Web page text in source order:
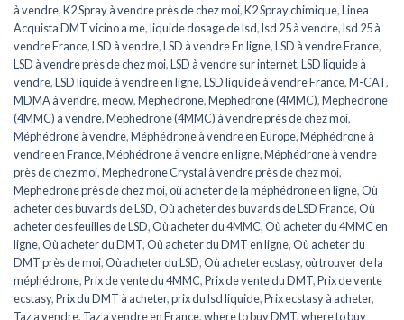
à vendre,K2 Spray à vendre près de chez moi,K2 Spray chimique,Linea
Acquista DMT vicino a me,liquide dosage de lsd,lsd 25 à vendre,lsd 25 à
vendre France,LSD à vendre,LSD à vendre En ligne,LSD à vendre France,
LSD à vendre près de chez moi,LSD à vendre sur internet,LSD liquide à
vendre,LSD liquide à vendre en ligne,LSD liquide à vendre France,M-CAT,
MDMA à vendre,meow,Mephedrone,Mephedrone (4MMC),Mephedrone
(4MMC) à vendre,Mephedrone (4MMC) à vendre près de chez moi,
Méphédrone à vendre,Méphédrone à vendre en Europe,Méphédrone à
vendre en France,Méphédrone à vendre en ligne,Méphédrone à vendre
près de chez moi,Mephedrone Crystal à vendre près de chez moi,
Mephedrone près de chez moi,où acheter de la méphédrone en ligne,Où
acheter des buvards de LSD,Où acheter des buvards de LSD France,Où
acheter des feuilles de LSD,Où acheter du 4MMC,Où acheter du 4MMC en
ligne,Où acheter du DMT,Où acheter du DMT en ligne,Où acheter du
DMT près de moi,Où acheter du LSD,Où acheter ecstasy,où trouver de la
méphédrone,Prix de vente du 4MMC,Prix de vente du DMT,Prix de vente
ecstasy,Prix du DMT à acheter,prix du lsd liquide,Prix ecstasy à acheter,
Taz a vendre, Taz a vendre en France,where to buy DMT,where to buy